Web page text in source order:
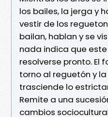
los bailes, la jerga y
vestir de los
bailan, hablan y se
nada indica que
resolverse pronto. El
torno al reguetón y
trasciende lo
Remite a una
cambios